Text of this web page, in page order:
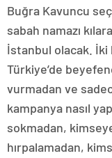
Buğra Kavuncu
sabah namazı
İstanbul olacak. İki
Türkiye’de
vurmadan ve
kampanya nasıl
sokmadan,
hırpalamadan,